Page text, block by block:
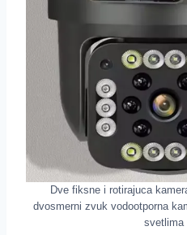
Dve fiksne i rotirajuca
dvosmerni zvuk vodootporna
svetlima